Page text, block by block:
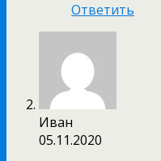
Ответить
Иван
05.11.2020